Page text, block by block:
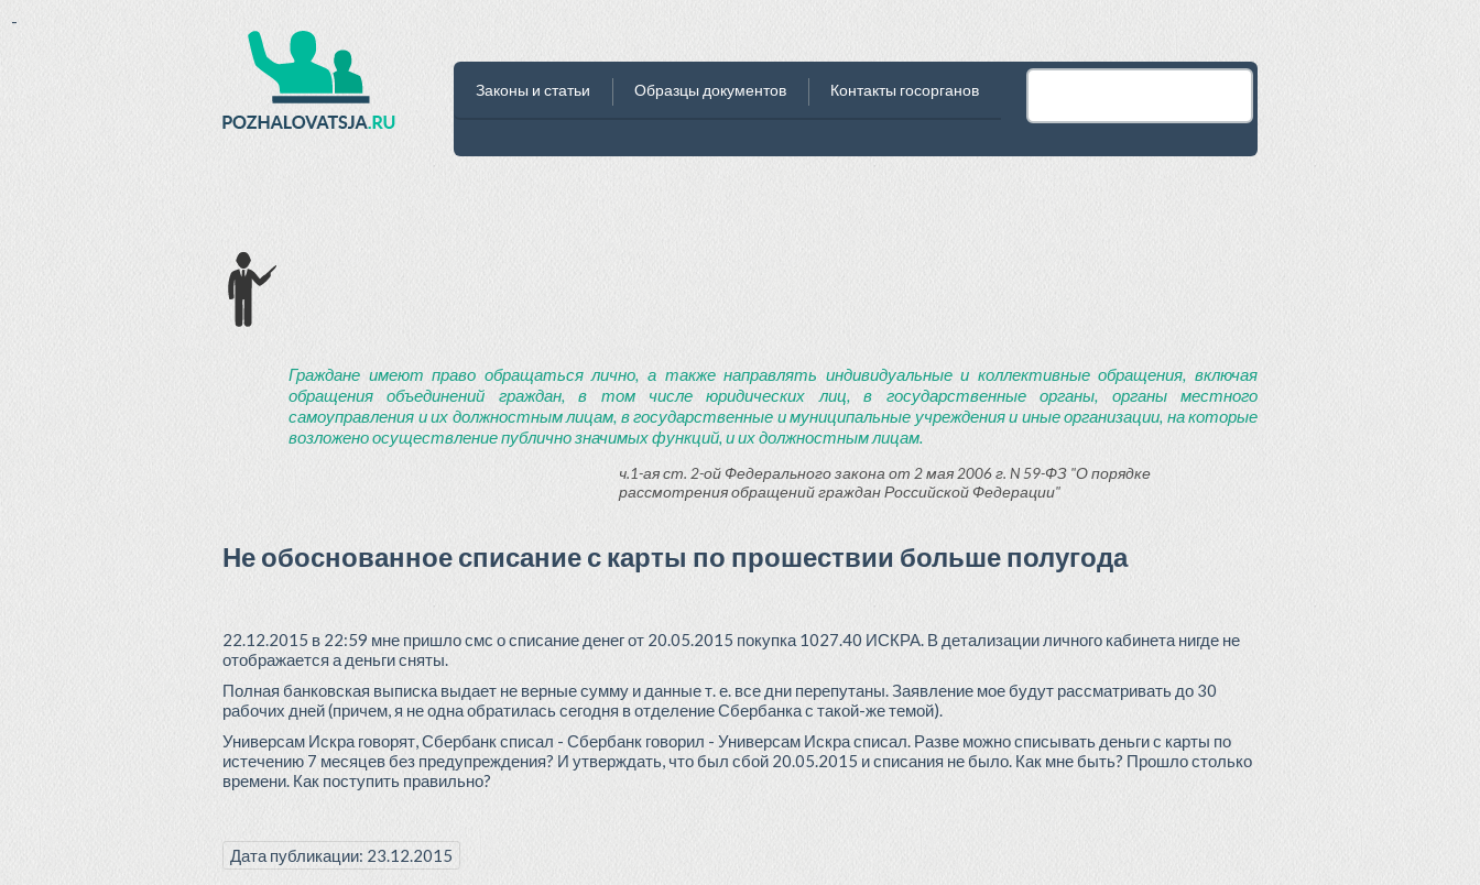
Законы и статьи Образцы документов Контакты госорганов
Граждане имеют право обращаться лично, а также направлять индивидуальные и коллективные обращения, включая
обращения объединений граждан, в том числе юридических лиц, в государственные органы, органы местного
самоуправления и их должностным лицам, в государственные и муниципальные учреждения и иные организации, на которые
возложено осуществление публично значимых функций, и их должностным лицам.
ч.1-ая ст. 2-ой Федерального закона от 2 мая 2006 г. N 59-ФЗ "О порядке
рассмотрения обращений граждан Российской Федерации"
Не обоснованное списание с карты по прошествии больше полугода
22.12.2015 в 22:59 мне пришло смс о списание денег от 20.05.2015 покупка 1027.40 ИСКРА. В детализации личного кабинета нигде не
отображается а деньги сняты.
Полная банковская выписка выдает не верные сумму и данные т. е. все дни перепутаны. Заявление мое будут рассматривать до 30
рабочих дней (причем, я не одна обратилась сегодня в отделение Сбербанка с такой-же темой).
Универсам Искра говорят, Сбербанк списал - Сбербанк говорил - Универсам Искра списал. Разве можно списывать деньги с карты по
истечению 7 месяцев без предупреждения? И утверждать, что был сбой 20.05.2015 и списания не было. Как мне быть? Прошло столько
времени. Как поступить правильно?
Дата публикации: 23.12.2015
-